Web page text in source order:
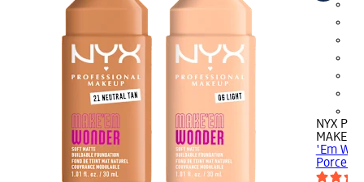
NYX
MAKEUP
'Em